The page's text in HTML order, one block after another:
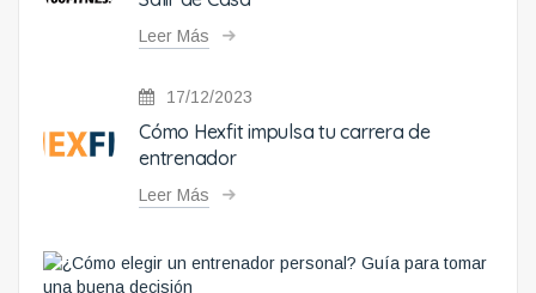
Leer Más
17/12/2023
Cómo Hexfit impulsa tu carrera de
entrenador
Leer Más